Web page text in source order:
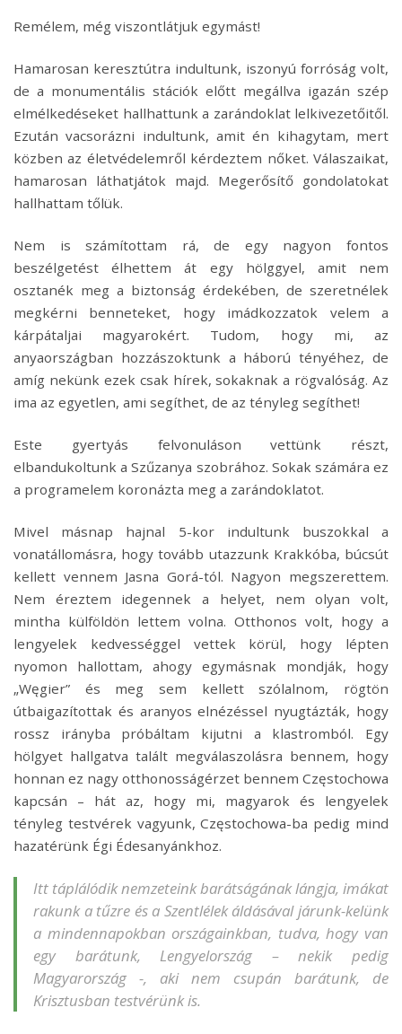
Remélem, még viszontlátjuk egymást!
Hamarosan keresztútra indultunk, iszonyú forróság volt,
de a monumentális stációk előtt megállva igazán szép
elmélkedéseket hallhattunk a zarándoklat lelkivezetőitől.
Ezután vacsorázni indultunk, amit én kihagytam, mert
közben az életvédelemről kérdeztem nőket. Válaszaikat,
hamarosan láthatjátok majd. Megerősítő gondolatokat
hallhattam tőlük.
Nem is számítottam rá, de egy nagyon fontos
beszélgetést élhettem át egy hölggyel, amit nem
osztanék meg a biztonság érdekében, de szeretnélek
megkérni benneteket, hogy imádkozzatok velem a
kárpátaljai magyarokért. Tudom, hogy mi, az
anyaországban hozzászoktunk a háború tényéhez, de
amíg nekünk ezek csak hírek, sokaknak a rögvalóság. Az
ima az egyetlen, ami segíthet, de az tényleg segíthet!
Este gyertyás felvonuláson vettünk részt,
elbandukoltunk a Szűzanya szobrához. Sokak számára ez
a programelem koronázta meg a zarándoklatot.
Mivel másnap hajnal 5-kor indultunk buszokkal a
vonatállomásra, hogy tovább utazzunk Krakkóba, búcsút
kellett vennem Jasna Gorá-tól. Nagyon megszerettem.
Nem éreztem idegennek a helyet, nem olyan volt,
mintha külföldön lettem volna. Otthonos volt, hogy a
lengyelek kedvességgel vettek körül, hogy lépten
nyomon hallottam, ahogy egymásnak mondják, hogy
„Węgier” és meg sem kellett szólalnom, rögtön
útbaigazítottak és aranyos elnézéssel nyugtázták, hogy
rossz irányba próbáltam kijutni a klastromból. Egy
hölgyet hallgatva talált megválaszolásra bennem, hogy
honnan ez nagy otthonosságérzet bennem Częstochowa
kapcsán – hát az, hogy mi, magyarok és lengyelek
tényleg testvérek vagyunk, Częstochowa-ba pedig mind
hazatérünk Égi Édesanyánkhoz.
Itt táplálódik nemzeteink barátságának lángja, imákat
rakunk a tűzre és a Szentlélek áldásával járunk-kelünk
a mindennapokban országainkban, tudva, hogy van
egy barátunk, Lengyelország – nekik pedig
Magyarország -, aki nem csupán barátunk, de
Krisztusban testvérünk is.